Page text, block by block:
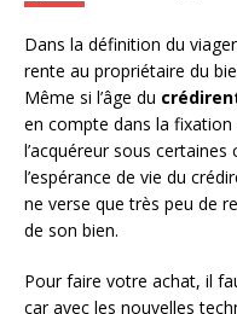
Dans la définition du
rente au propriétaire du
Même si l’âge du
en compte dans la
l’acquéreur sous
l’espérance de vie du
ne verse que très peu de
de son bien.
Pour faire votre achat, il
car avec les nouvelles